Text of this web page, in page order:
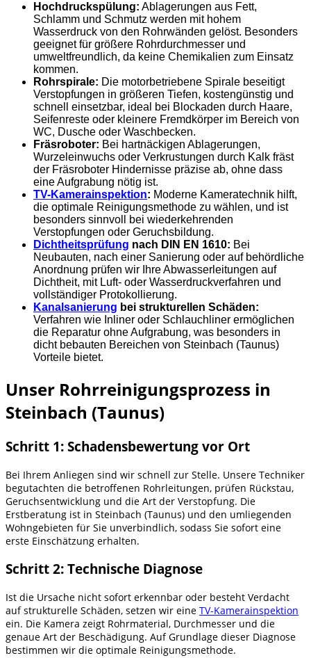
Hochdruckspülung: Ablagerungen aus Fett,
Schlamm und Schmutz werden mit hohem
Wasserdruck von den Rohrwänden gelöst. Besonders
geeignet für größere Rohrdurchmesser und
umweltfreundlich, da keine Chemikalien zum Einsatz
kommen.
Rohrspirale: Die motorbetriebene Spirale beseitigt
Verstopfungen in größeren Tiefen, kostengünstig und
schnell einsetzbar, ideal bei Blockaden durch Haare,
Seifenreste oder kleinere Fremdkörper im Bereich von
WC, Dusche oder Waschbecken.
Fräsroboter: Bei hartnäckigen Ablagerungen,
Wurzeleinwuchs oder Verkrustungen durch Kalk fräst
der Fräsroboter Hindernisse präzise ab, ohne dass
eine Aufgrabung nötig ist.
TV-Kamerainspektion: Moderne Kameratechnik hilft,
die optimale Reinigungsmethode zu wählen, und ist
besonders sinnvoll bei wiederkehrenden
Verstopfungen oder Geruchsbildung.
Dichtheitsprüfung nach DIN EN 1610: Bei
Neubauten, nach einer Sanierung oder auf behördliche
Anordnung prüfen wir Ihre Abwasserleitungen auf
Dichtheit, mit Luft- oder Wasserdruckverfahren und
vollständiger Protokollierung.
Kanalsanierung bei strukturellen Schäden:
Verfahren wie Inliner oder Schlauchliner ermöglichen
die Reparatur ohne Aufgrabung, was besonders in
dicht bebauten Bereichen von Steinbach (Taunus)
Vorteile bietet.
Unser Rohrreinigungsprozess in
Steinbach (Taunus)
Schritt 1: Schadensbewertung vor Ort
Bei Ihrem Anliegen sind wir schnell zur Stelle. Unsere Techniker
begutachten die betroffenen Rohrleitungen, prüfen Rückstau,
Geruchsentwicklung und die Art der Verstopfung. Die
Erstberatung ist in Steinbach (Taunus) und den umliegenden
Wohngebieten für Sie unverbindlich, sodass Sie sofort eine
erste Einschätzung erhalten.
Schritt 2: Technische Diagnose
Ist die Ursache nicht sofort erkennbar oder besteht Verdacht
auf strukturelle Schäden, setzen wir eine TV-Kamerainspektion
ein. Die Kamera zeigt Rohrmaterial, Durchmesser und die
genaue Art der Beschädigung. Auf Grundlage dieser Diagnose
bestimmen wir die optimale Reinigungsmethode.